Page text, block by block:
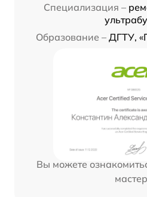
Специализация –
Образование – ДГТУ,
Вы можете